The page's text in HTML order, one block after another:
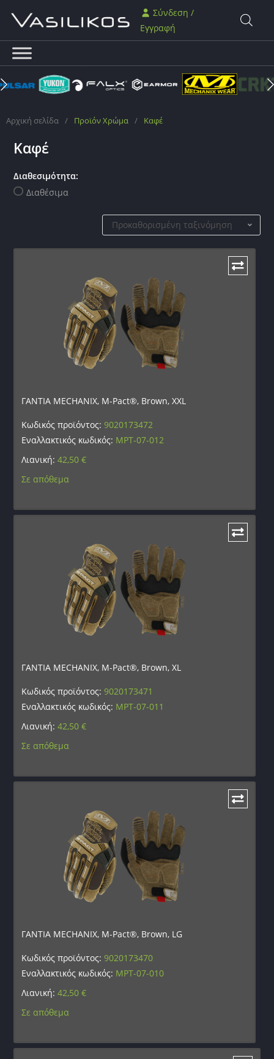
Σύνδεση /
Εγγραφή
Αρχική σελίδα / Προϊόν Χρώμα / Καφέ
Καφέ
Διαθεσιμότητα:
Διαθέσιμα
Προκαθορισμένη ταξινόμηση
ΓΑΝΤΙΑ MECHANIX, M-Pact®, Brown, XXL
Κωδικός προϊόντος:9020173472
Εναλλακτικός κωδικός: MPT-07-012
Λιανική:42,50€
Σε απόθεμα
ΓΑΝΤΙΑ MECHANIX, M-Pact®, Brown, XL
Κωδικός προϊόντος:9020173471
Εναλλακτικός κωδικός: MPT-07-011
Λιανική:42,50€
Σε απόθεμα
ΓΑΝΤΙΑ MECHANIX, M-Pact®, Brown, LG
Κωδικός προϊόντος:9020173470
Εναλλακτικός κωδικός: MPT-07-010
Λιανική:42,50€
Σε απόθεμα